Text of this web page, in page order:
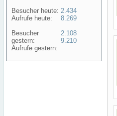
Besucher heute:
Aufrufe heute:
Besucher
gestern:
Aufrufe gestern:
2.434
8.269
2.108
9.210